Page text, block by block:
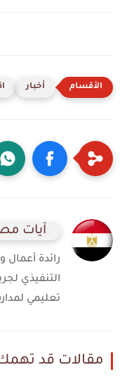
أخبار
آيات
رائدة
التنفيذي
تعليمي
مقالات قد